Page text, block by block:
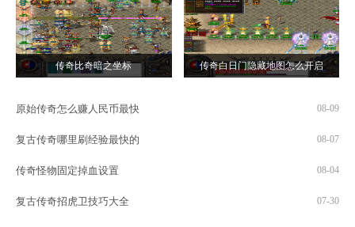
传奇比奇暗之坐标 传奇白日门隐藏地图怎么开启
原始传奇怎么赚人民币最快 08-09
复古传奇哪里刷经验最快的 08-07
传奇怪物固定掉血设置 08-04
复古传奇招虎卫技巧大全 07-30